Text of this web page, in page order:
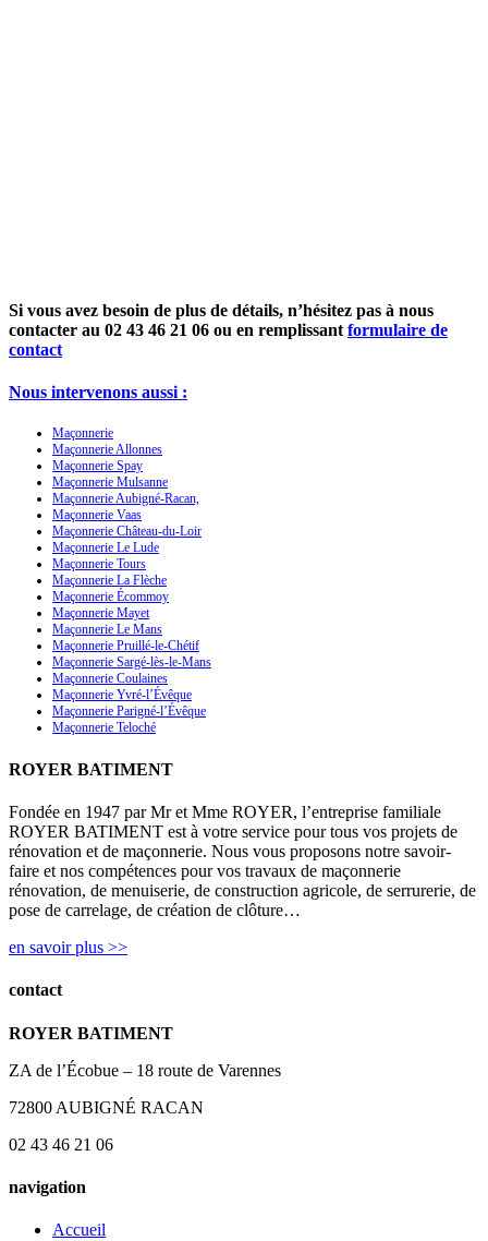
Si vous avez besoin de plus de détails, n’hésitez pas à nous
contacter au 02 43 46 21 06 ou en remplissant formulaire de
contact
Nous intervenons aussi :
Maçonnerie
Maçonnerie Allonnes
Maçonnerie Spay
Maçonnerie Mulsanne
Maçonnerie Aubigné-Racan,
Maçonnerie Vaas
Maçonnerie Château-du-Loir
Maçonnerie Le Lude
Maçonnerie Tours
Maçonnerie La Flèche
Maçonnerie Écommoy
Maçonnerie Mayet
Maçonnerie Le Mans
Maçonnerie Pruillé-le-Chétif
Maçonnerie Sargé-lès-le-Mans
Maçonnerie Coulaines
Maçonnerie Yvré-l’Évêque
Maçonnerie Parigné-l’Évêque
Maçonnerie Teloché
ROYER BATIMENT
Fondée en 1947 par Mr et Mme ROYER, l’entreprise familiale
ROYER BATIMENT est à votre service pour tous vos projets de
rénovation et de maçonnerie. Nous vous proposons notre savoir-
faire et nos compétences pour vos travaux de maçonnerie
rénovation, de menuiserie, de construction agricole, de serrurerie, de
pose de carrelage, de création de clôture…
en savoir plus >>
contact
ROYER BATIMENT
ZA de l’Écobue – 18 route de Varennes
72800 AUBIGNÉ RACAN
02 43 46 21 06
navigation
Accueil